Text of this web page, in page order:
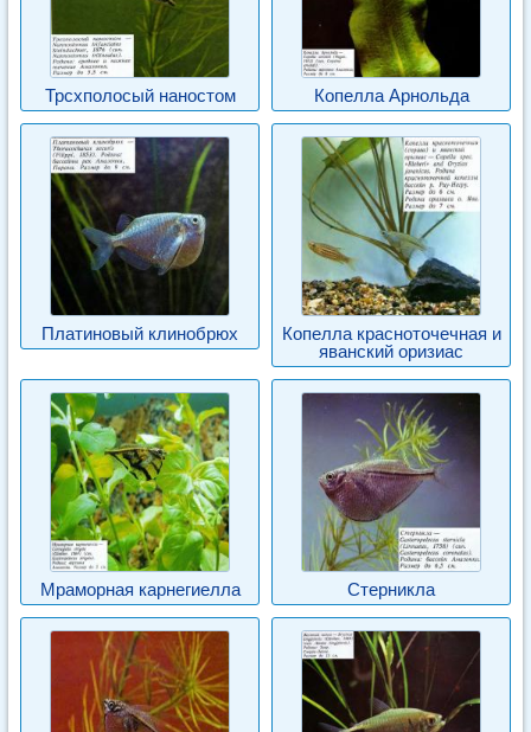
Трсхполосый наностом Копелла Арнольда
Платиновый клинобрюх
Копелла красноточечная и
яванский оризиас
Мраморная карнегиелла Стерникла